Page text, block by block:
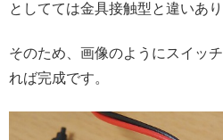
としてては金具接触型と違いあり
そのため、画像のようにスイッ
れば完成です。